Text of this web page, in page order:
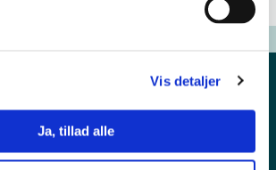
Vis detaljer
Ja, tillad alle